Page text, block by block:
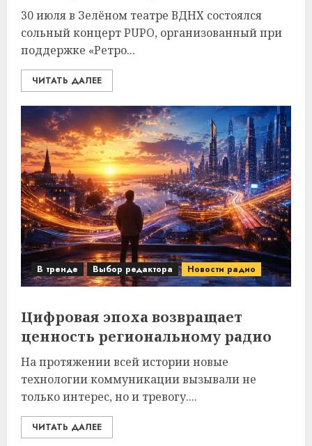
30 июля в Зелёном театре ВДНХ состоялся
сольный концерт PUPO, организованный при
поддержке «Ретро...
ЧИТАТЬ ДАЛЕЕ
В тренде Выбор редактора Новости радио
Цифровая эпоха возвращает
ценность региональному радио
На протяжении всей истории новые
технологии коммуникации вызывали не
только интерес, но и тревогу....
ЧИТАТЬ ДАЛЕЕ